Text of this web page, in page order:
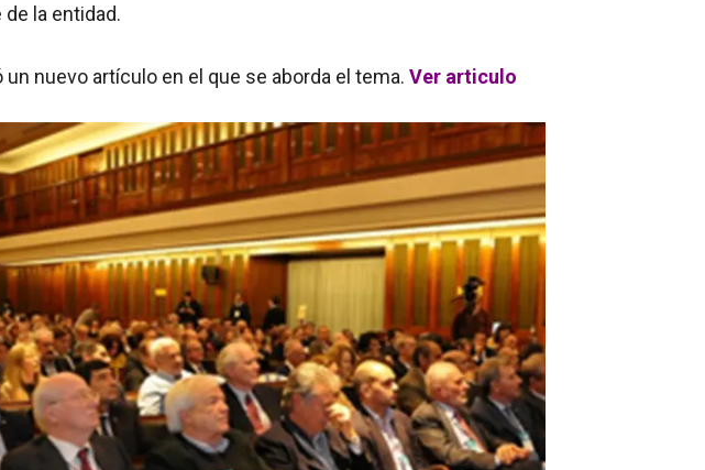
la entidad.
nuevo artículo en el que se aborda el tema. Ver articulo